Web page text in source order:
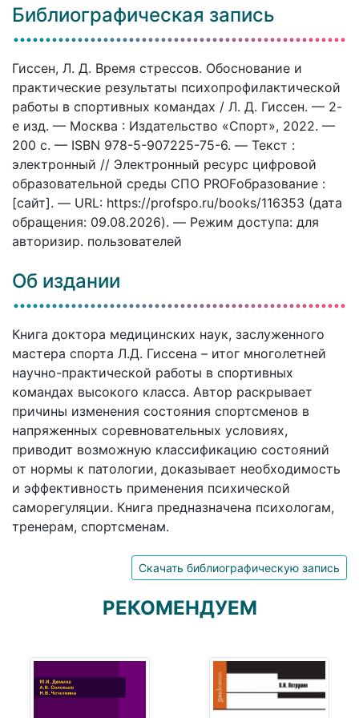
Библиографическая запись
Гиссен, Л. Д. Время стрессов. Обоснование и
практические результаты психопрофилактической
работы в спортивных командах / Л. Д. Гиссен. — 2-
е изд. — Москва : Издательство «Спорт», 2022. —
200 c. — ISBN 978-5-907225-75-6. — Текст :
электронный // Электронный ресурс цифровой
образовательной среды СПО PROFобразование :
[сайт]. — URL: https://profspo.ru/books/116353 (дата
обращения: 09.08.2026). — Режим доступа: для
авторизир. пользователей
Об издании
Книга доктора медицинских наук, заслуженного
мастера спорта Л.Д. Гиссена – итог многолетней
научно-практической работы в спортивных
командах высокого класса. Автор раскрывает
причины изменения состояния спортсменов в
напряженных соревновательных условиях,
приводит возможную классификацию состояний
от нормы к патологии, доказывает необходимость
и эффективность применения психической
саморегуляции. Книга предназначена психологам,
тренерам, спортсменам.
Скачать библиографическую запись
РЕКОМЕНДУЕМ